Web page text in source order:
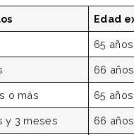
Edad
65 años
66
o más 65 años
y 3 meses 66